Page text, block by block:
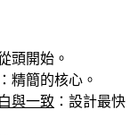
頭開始。
：精簡的核心。
與一致 ：設計最快